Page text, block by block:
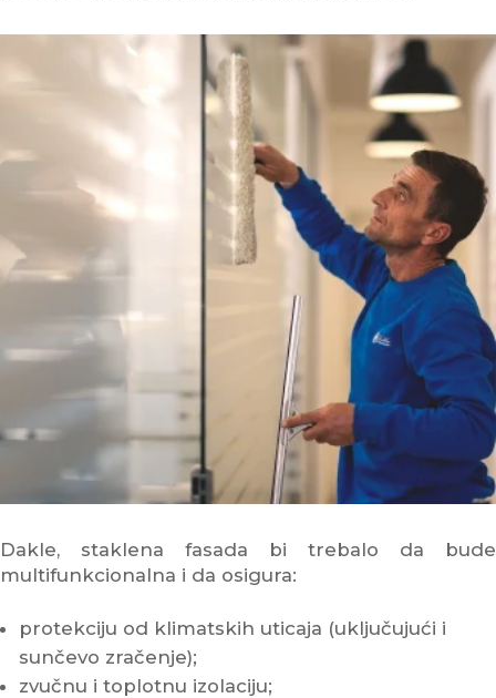
Dakle, staklena fasada bi trebalo da bude
multifunkcionalna i da osigura:
protekciju od klimatskih uticaja (uključujući i
sunčevo zračenje);
zvučnu i toplotnu izolaciju;